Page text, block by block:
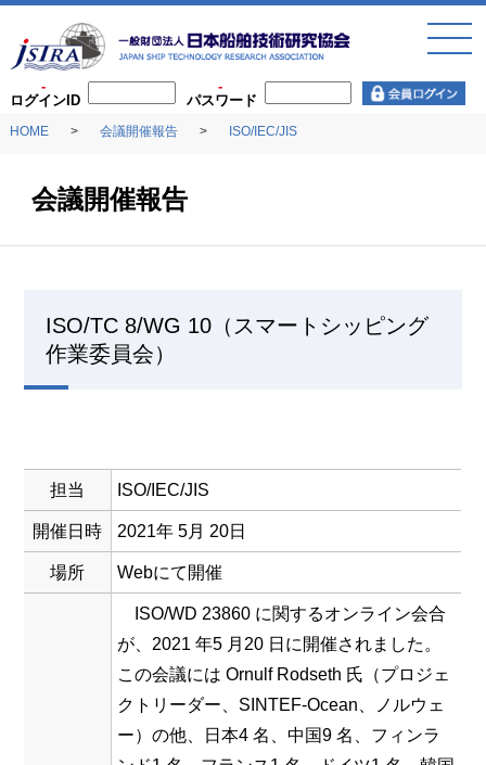
ログインID パスワード
toggle
HOME 会議開催報告 ISO/IEC/JIS
会議開催報告
ISO/TC 8/WG 10（スマートシッピング
作業委員会）
担当 ISO/IEC/JIS
開催日時 2021年 5月 20日
場所 Webにて開催
ISO/WD 23860 に関するオンライン会合
が、2021 年5 月20 日に開催されました。
この会議には Ornulf Rodseth 氏（プロジェ
クトリーダー、SINTEF-Ocean、ノルウェ
ー）の他、日本4 名、中国9 名、フィンラ